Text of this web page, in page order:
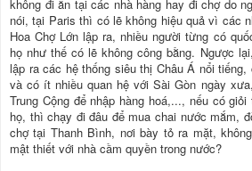
không đi ăn tại các nhà hàng hay đi chợ do
nói, tại Paris thì có lẽ không hiệu quả vì các
Hoa Chợ Lớn lập ra, nhiều người từng có
họ như thế có lẽ không công bằng. Ngược
lập ra các hệ thống siêu thị Châu Á nổi tiếng,
và có ít nhiều quan hệ với Sài Gòn ngày
Trung Cộng để nhập hàng hoá,..., nếu có
họ, thì chạy đi đâu để mua chai nước mắm,
chợ tại Thanh Bình, nơi bày tỏ ra mặt,
mật thiết với nhà cầm quyền trong nước?